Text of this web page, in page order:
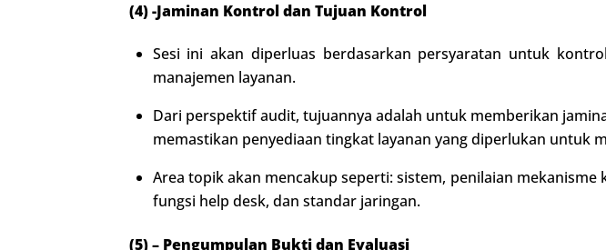
(4) -Jaminan Kontrol dan Tujuan Kontrol
Sesi ini akan diperluas berdasarkan persyaratan untuk
manajemen layanan.
Dari perspektif audit, tujuannya adalah untuk memberikan
memastikan penyediaan tingkat layanan yang diperlukan untuk
Area topik akan mencakup seperti: sistem, penilaian
fungsi help desk, dan standar jaringan.
(5) – Pengumpulan Bukti dan Evaluasi